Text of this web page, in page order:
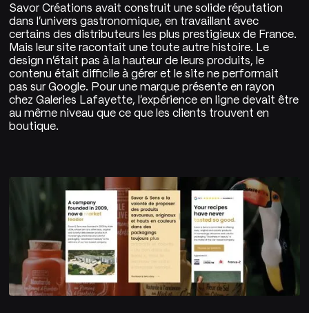
Savor Créations avait construit une solide réputation
dans l'univers gastronomique, en travaillant avec
certains des distributeurs les plus prestigieux de France.
Mais leur site racontait une toute autre histoire. Le
design n'était pas à la hauteur de leurs produits, le
contenu était difficile à gérer et le site ne performait
pas sur Google. Pour une marque présente en rayon
chez Galeries Lafayette, l'expérience en ligne devait être
au même niveau que ce que les clients trouvent en
boutique.